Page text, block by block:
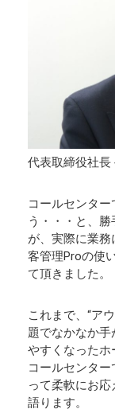
代表取締役社長
コールセンタ
う・・・と、
が、実際に業
客管理Proの使
て頂きました。
これまで、“ア
題でなかなか手
やすくなったホ
コールセンタ
って柔軟にお
語ります。